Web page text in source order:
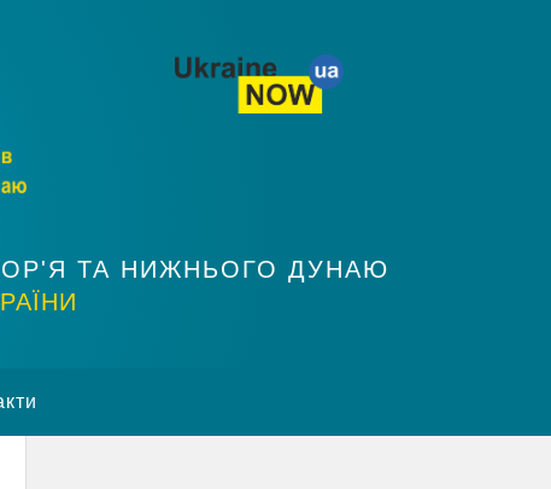
ТА НИЖНЬОГО ДУНАЮ